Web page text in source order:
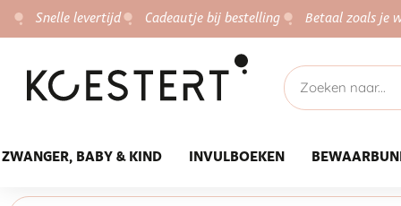
Snelle levertijd Cadeautje bij bestelling Betaal zoals je
ZWANGER, BABY & KIND INVULBOEKEN